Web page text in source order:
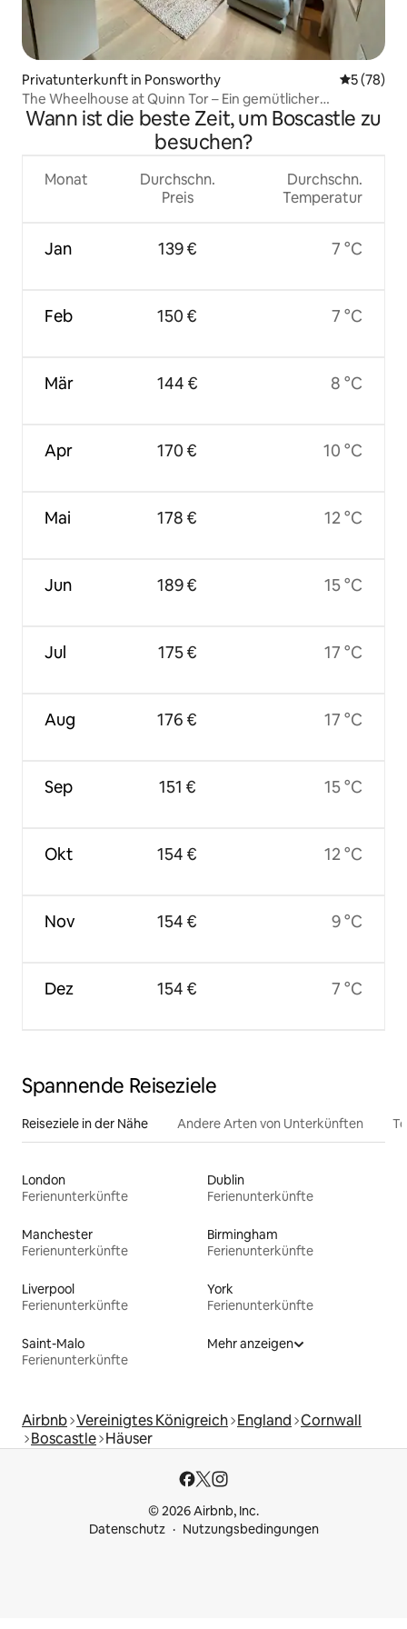
Privatunterkunft in Ponsworthy
5 (78)
The Wheelhouse at Quinn Tor – Ein gemütlicher
Aufenthalt in Dartmoor
Wann ist die beste Zeit, um Boscastle zu
besuchen?
Monat
Jan
Feb
Mär
Apr
Mai
Jun
Jul
Aug
Sep
Okt
Nov
Dez
Durchschn.
Preis
139 €
150 €
144 €
170 €
178 €
189 €
175 €
176 €
151 €
154 €
154 €
154 €
Durchschn.
Temperatur
7 °C
7 °C
8 °C
10 °C
12 °C
15 °C
17 °C
17 °C
15 °C
12 °C
9 °C
7 °C
Spannende Reiseziele
Reiseziele in der Nähe Andere Arten von Unterkünften
London
Ferienunterkünfte
Dublin
Ferienunterkünfte
Manchester
Ferienunterkünfte
Birmingham
Ferienunterkünfte
Liverpool
Ferienunterkünfte
York
Ferienunterkünfte
Saint-Malo
Ferienunterkünfte
Mehr anzeigen
Airbnb Vereinigtes Königreich England Cornwall
Boscastle Häuser
© 2026 Airbnb, Inc.
Datenschutz
Nutzungsbedingungen